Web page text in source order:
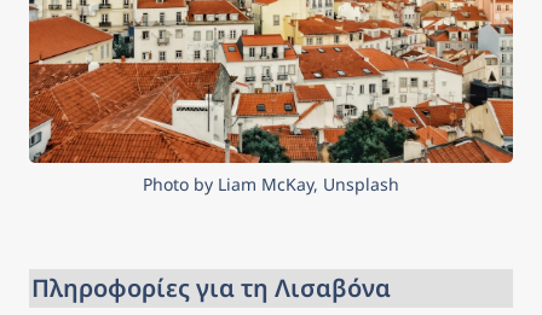
Photo by Liam McKay, Unsplash
Πληροφορίες για τη Λισαβόνα